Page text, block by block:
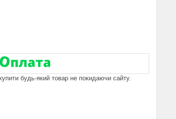
будь-який товар не покидаючи сайту.